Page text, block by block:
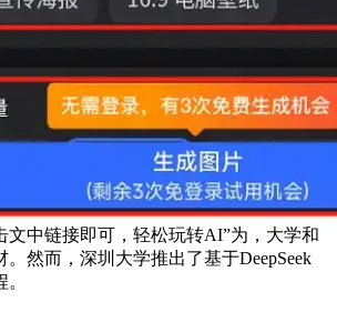
文中链接即可，轻松玩转AI”为，大学和
。然而，深圳大学推出了基于DeepSeek